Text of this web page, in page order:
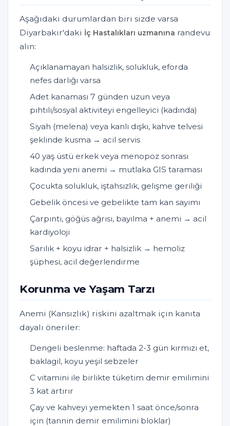
Aşağıdaki durumlardan biri sizde varsa
Diyarbakır'daki İç Hastalıkları uzmanına randevu
alın:
Açıklanamayan halsizlik, solukluk, eforda
nefes darlığı varsa
Adet kanaması 7 günden uzun veya
pıhtılı/sosyal aktiviteyi engelleyici (kadında)
Siyah (melena) veya kanlı dışkı, kahve telvesi
şeklinde kusma → acil servis
40 yaş üstü erkek veya menopoz sonrası
kadında yeni anemi → mutlaka GIS taraması
Çocukta solukluk, iştahsızlık, gelişme geriliği
Gebelik öncesi ve gebelikte tam kan sayımı
Çarpıntı, göğüs ağrısı, bayılma + anemi → acil
kardiyoloji
Sarılık + koyu idrar + halsizlik → hemoliz
şüphesi, acil değerlendirme
Korunma ve Yaşam Tarzı
Anemi (Kansızlık) riskini azaltmak için kanıta
dayalı öneriler:
Dengeli beslenme: haftada 2-3 gün kırmızı et,
baklagil, koyu yeşil sebzeler
C vitamini ile birlikte tüketim demir emilimini
3 kat artırır
Çay ve kahveyi yemekten 1 saat önce/sonra
için (tannin demir emilimini bloklar)